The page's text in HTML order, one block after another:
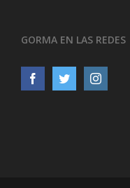
GORMA EN LAS REDES